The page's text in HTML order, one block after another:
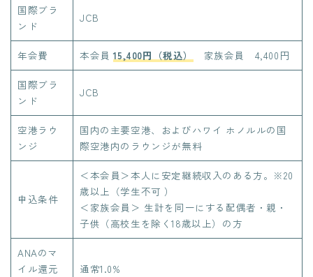
国際ブラ
ンド
JCB
年会費 本会員15,400円（税込） 家族会員 4,400円
国際ブラ
ンド
JCB
空港ラウ
ンジ
国内の主要空港、およびハワイ ホノルルの国
際空港内のラウンジが無料
申込条件
＜本会員＞本人に安定継続収入のある方。※20
歳以上（学生不可 ）
＜家族会員＞ 生計を同一にする配偶者・親・
子供（高校生を除く18歳以上）の方
ANAのマ
イル還元
通常1.0%